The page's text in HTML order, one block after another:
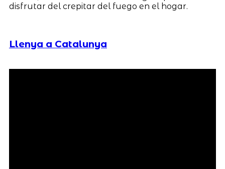
disfrutar del crepitar del fuego en el hogar.
Llenya a Catalunya